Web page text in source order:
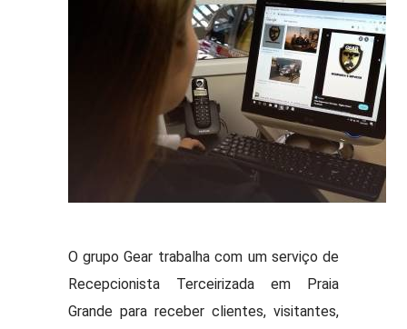
O grupo Gear trabalha com um serviço de
Recepcionista Terceirizada em Praia
Grande para receber clientes, visitantes,